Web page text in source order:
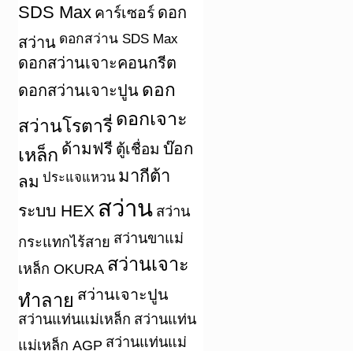
SDS Max คาร์เซอร์ ดอก
สว่าน ดอกสว่าน SDS Max
ดอกสว่านเจาะคอนกรีต
ดอกสว่านเจาะปูน ดอก
สว่านโรตารี่ ดอกเจาะ
เหล็ก ด้ามฟรี ตู้เชื่อม บ๊อก
ลม ประแจแหวน มากีต้า
ระบบ HEX สว่าน สว่าน
กระแทกไร้สาย สว่านขาแม่
เหล็ก OKURA สว่านเจาะ
ทำลาย สว่านเจาะปูน
สว่านแท่นแม่เหล็ก สว่านแท่น
แม่เหล็ก AGP สว่านแท่นแม่